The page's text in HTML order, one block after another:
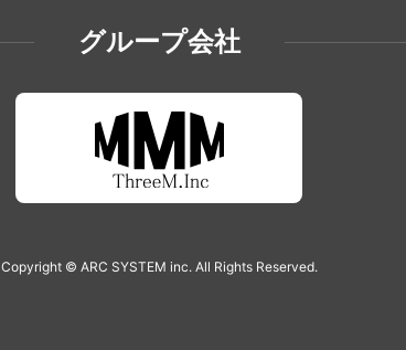
グループ会社
Copyright © ARC SYSTEM inc. All Rights Reserved.